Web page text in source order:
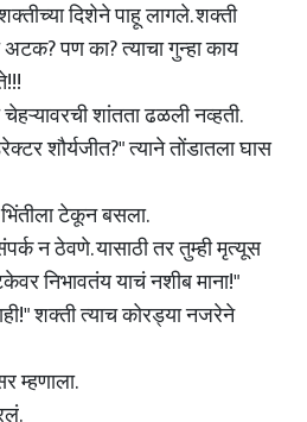
दिशेने पाहू लागले. शक्ती
पण का? त्याचा गुन्हा काय
चेहऱ्यावरची शांतता ढळली नव्हती.
शौर्यजीत?" त्याने तोंडातला घास
टेकून बसला.
न ठेवणे. यासाठी तर तुम्ही मृत्यूस
निभावतंय याचं नशीब माना!"
शक्ती त्याच कोरड्या नजरेने
म्हणाला.